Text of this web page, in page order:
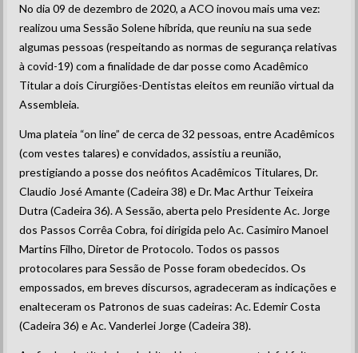
No dia 09 de dezembro de 2020, a ACO inovou mais uma vez:
realizou uma Sessão Solene híbrida, que reuniu na sua sede
algumas pessoas (respeitando as normas de segurança relativas
à covid-19) com a finalidade de dar posse como Acadêmico
Titular a dois Cirurgiões-Dentistas eleitos em reunião virtual da
Assembleia.
Uma plateia “on line” de cerca de 32 pessoas, entre Acadêmicos
(com vestes talares) e convidados, assistiu a reunião,
prestigiando a posse dos neófitos Acadêmicos Titulares, Dr.
Claudio José Amante (Cadeira 38) e Dr. Mac Arthur Teixeira
Dutra (Cadeira 36). A Sessão, aberta pelo Presidente Ac. Jorge
dos Passos Corrêa Cobra, foi dirigida pelo Ac. Casimiro Manoel
Martins Filho, Diretor de Protocolo. Todos os passos
protocolares para Sessão de Posse foram obedecidos. Os
empossados, em breves discursos, agradeceram as indicações e
enalteceram os Patronos de suas cadeiras: Ac. Edemir Costa
(Cadeira 36) e Ac. Vanderlei Jorge (Cadeira 38).